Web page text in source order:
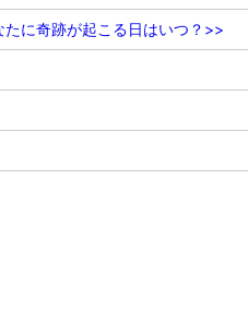
に奇跡が起こる日はいつ？>>